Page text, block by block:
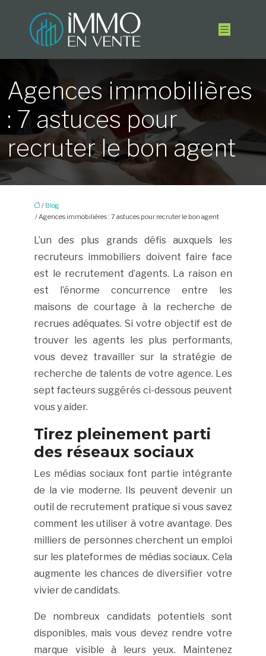
Agences immobilières
: 7 astuces pour
recruter le bon agent
/ Blog
/ Agences immobilières : 7 astuces pour recruter le bon agent
L’un des plus grands défis auxquels les
recruteurs immobiliers doivent faire face
est le recrutement d’agents. La raison en
est l’énorme concurrence entre les
maisons de courtage à la recherche de
recrues adéquates. Si votre objectif est de
trouver les agents les plus performants,
vous devez travailler sur la stratégie de
recherche de talents de votre agence. Les
sept facteurs suggérés ci-dessous peuvent
vous y aider.
Tirez pleinement parti
des réseaux sociaux
Les médias sociaux font partie intégrante
de la vie moderne. Ils peuvent devenir un
outil de recrutement pratique si vous savez
comment les utiliser à votre avantage. Des
milliers de personnes cherchent un emploi
sur les plateformes de médias sociaux. Cela
augmente les chances de diversifier votre
vivier de candidats.
De nombreux candidats potentiels sont
disponibles, mais vous devez rendre votre
marque visible à leurs yeux. Maintenez